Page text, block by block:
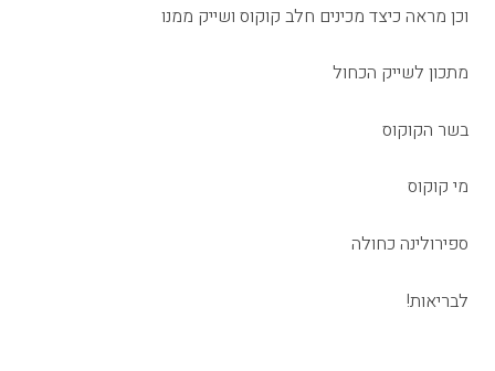
וכן מראה כיצד מכינים חלב קוקוס ושייק ממנו
מתכון לשייק הכחול
בשר הקוקוס
מי קוקוס
ספירולינה כחולה
לבריאות!